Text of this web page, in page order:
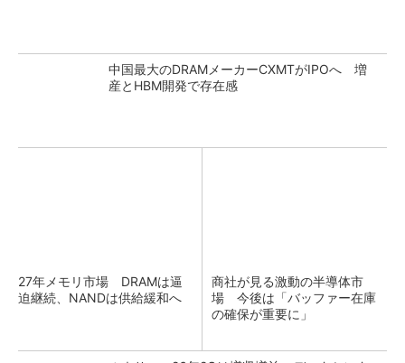
中国最大のDRAMメーカーCXMTがIPOへ 増
産とHBM開発で存在感
27年メモリ市場 DRAMは逼
迫継続、NANDは供給緩和へ
商社が見る激動の半導体市
場 今後は「バッファー在庫
の確保が重要に」